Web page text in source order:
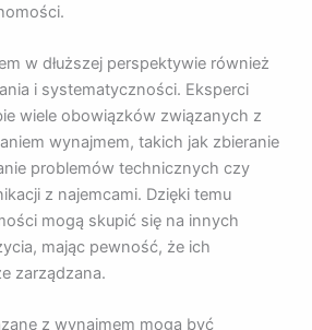
w dłuższej perspektywie również
i systematyczności. Eksperci
wiele obowiązków związanych z
wynajmem, takich jak zbieranie
problemów technicznych czy
z najemcami. Dzięki temu
mogą skupić się na innych
mając pewność, że ich
zarządzana.
z wynajmem mogą być